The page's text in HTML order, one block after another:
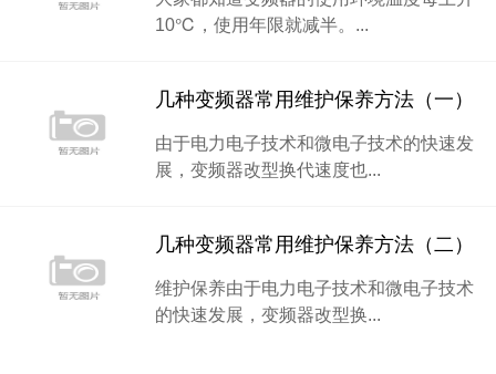
10℃，使用年限就减半。...
几种变频器常用维护保养方法（一）
由于电力电子技术和微电子技术的快速发
展，变频器改型换代速度也...
几种变频器常用维护保养方法（二）
维护保养由于电力电子技术和微电子技术
的快速发展，变频器改型换...